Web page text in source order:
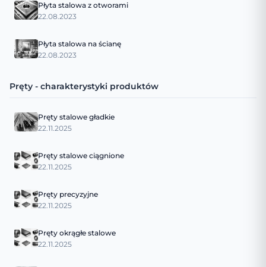
Płyta stalowa z otworami
22.08.2023
Płyta stalowa na ścianę
22.08.2023
Pręty - charakterystyki produktów
Pręty stalowe gładkie
22.11.2025
Pręty stalowe ciągnione
22.11.2025
Pręty precyzyjne
22.11.2025
Pręty okrągłe stalowe
22.11.2025